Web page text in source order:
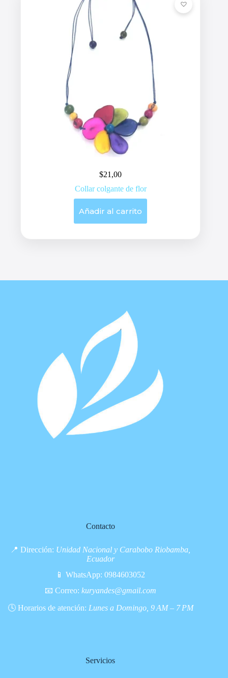
$21,00
Collar colgante de flor
Añadir al carrito
Contacto
📍 Dirección: Unidad Nacional y Carabobo Riobamba,
Ecuador
📱 WhatsApp:0984603052
📧 Correo: kuryandes@gmail.com
🕓 Horarios de atención: Lunes a Domingo, 9 AM – 7 PM
Servicios